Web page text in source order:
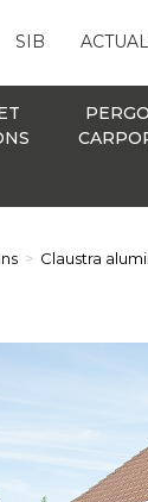
SIB
> Claustra